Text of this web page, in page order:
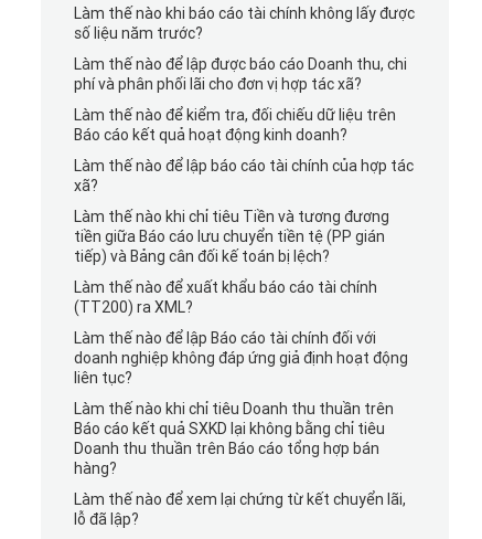
Làm thế nào khi báo cáo tài chính không lấy được
số liệu năm trước?
Làm thế nào để lập được báo cáo Doanh thu, chi
phí và phân phối lãi cho đơn vị hợp tác xã?
Làm thế nào để kiểm tra, đối chiếu dữ liệu trên
Báo cáo kết quả hoạt động kinh doanh?
Làm thế nào để lập báo cáo tài chính của hợp tác
xã?
Làm thế nào khi chỉ tiêu Tiền và tương đương
tiền giữa Báo cáo lưu chuyển tiền tệ (PP gián
tiếp) và Bảng cân đối kế toán bị lệch?
Làm thế nào để xuất khẩu báo cáo tài chính
(TT200) ra XML?
Làm thế nào để lập Báo cáo tài chính đối với
doanh nghiệp không đáp ứng giả định hoạt động
liên tục?
Làm thế nào khi chỉ tiêu Doanh thu thuần trên
Báo cáo kết quả SXKD lại không bằng chỉ tiêu
Doanh thu thuần trên Báo cáo tổng hợp bán
hàng?
Làm thế nào để xem lại chứng từ kết chuyển lãi,
lỗ đã lập?